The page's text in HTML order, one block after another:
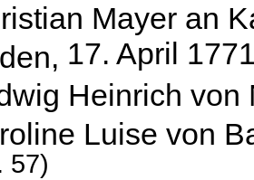
Mayer an
17. April
Heinrich von
Luise von
57)